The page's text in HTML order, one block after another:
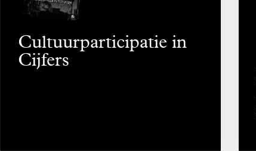
Cultuurparticipatie in
Cijfers